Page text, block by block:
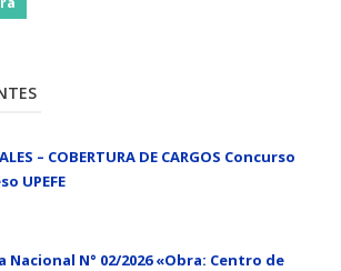
– COBERTURA DE CARGOS Concurso
UPEFE
N° 02/2026 «Obra: Centro de